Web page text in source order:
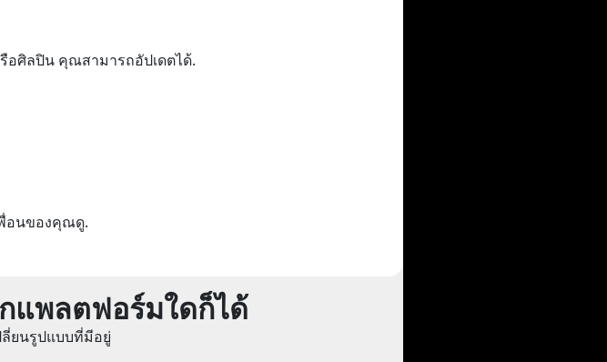
อศิลปิน คุณสามารถอัปเดตได้.
อนของคุณดู.
แพลตฟอร์มใดก็ได้
ยนรูปแบบที่มีอยู่